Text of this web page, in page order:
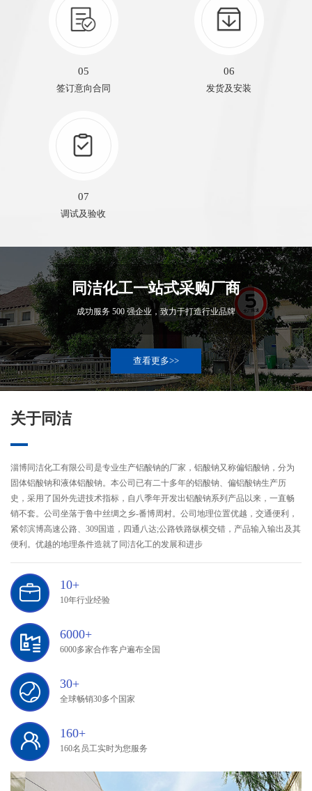
05
签订意向合同
06
发货及安装
07
调试及验收
同洁化工一站式采购厂商
成功服务 500 强企业，致力于打造行业品牌
查看更多>>
关于同洁
淄博同洁化工有限公司是专业生产铝酸钠的厂家，铝酸钠又称偏铝酸钠，分为
固体铝酸钠和液体铝酸钠。本公司已有二十多年的铝酸钠、偏铝酸钠生产历
史，采用了国外先进技术指标，自八季年开发出铝酸钠系列产品以来，一直畅
销不套。公司坐落于鲁中丝绸之乡-番博周村。公司地理位置优越，交通便利，
紧邻滨博高速公路、309国道，四通八达;公路铁路纵横交错，产品输入输出及其
便利。优越的地理条件造就了同洁化工的发展和进步
10+
10年行业经验
6000+
6000多家合作客户遍布全国
30+
全球畅销30多个国家
160+
160名员工实时为您服务